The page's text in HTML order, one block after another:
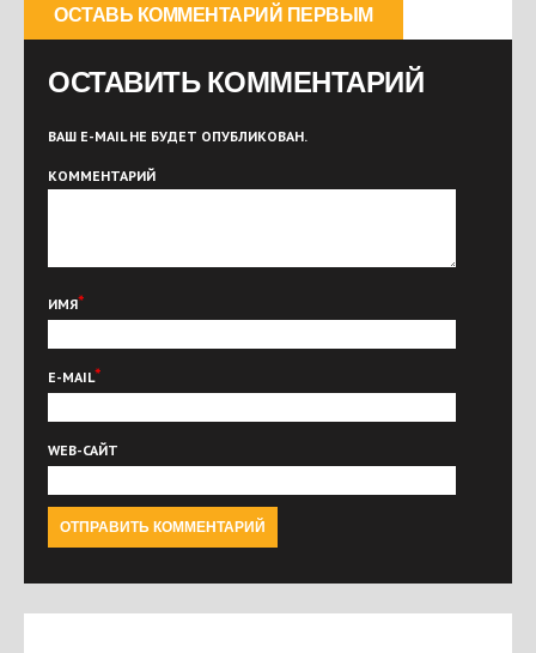
ОСТАВЬ КОММЕНТАРИЙ ПЕРВЫМ
ОСТАВИТЬ КОММЕНТАРИЙ
ВАШ E-MAIL НЕ БУДЕТ ОПУБЛИКОВАН.
КОММЕНТАРИЙ
ИМЯ*
E-MAIL*
WEB-САЙТ